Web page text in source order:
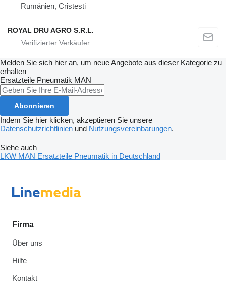
Rumänien, Cristesti
ROYAL DRU AGRO S.R.L.
Melden Sie sich hier an, um neue Angebote aus dieser Kategorie zu
erhalten
Ersatzteile Pneumatik MAN
Abonnieren
Indem Sie hier klicken, akzeptieren Sie unsere
Datenschutzrichtlinien und Nutzungsvereinbarungen.
Siehe auch
LKW MAN Ersatzteile Pneumatik in Deutschland
Firma
Über uns
Hilfe
Kontakt